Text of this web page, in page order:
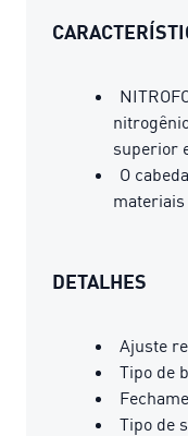
superior
O
materiais
DETALHES
Ajuste
Tipo de
Tipo de